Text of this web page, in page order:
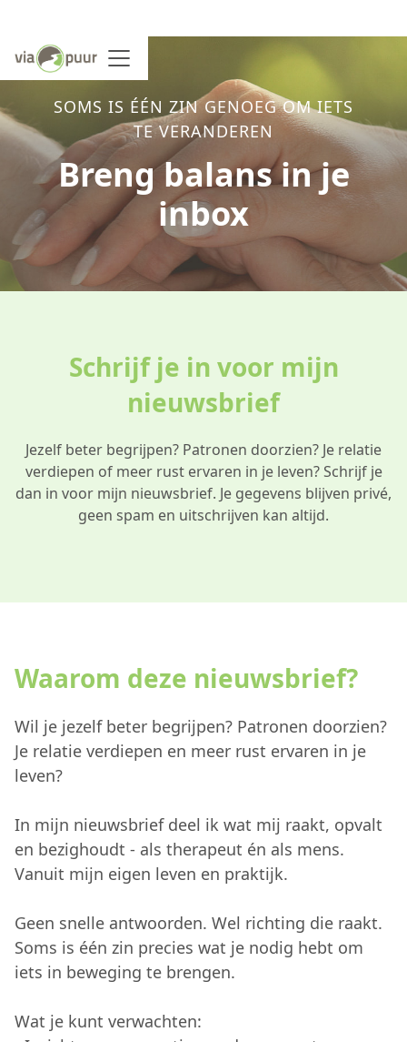
SOMS IS ÉÉN ZIN GENOEG OM IETS
TE VERANDEREN
Breng balans in je
inbox
Schrijf je in voor mijn
nieuwsbrief
Jezelf beter begrijpen? Patronen doorzien? Je relatie
verdiepen of meer rust ervaren in je leven? Schrijf je
dan in voor mijn nieuwsbrief. Je gegevens blijven privé,
geen spam en uitschrijven kan altijd.
Waarom deze nieuwsbrief?
Wil je jezelf beter begrijpen? Patronen doorzien?
Je relatie verdiepen en meer rust ervaren in je
leven?
In mijn nieuwsbrief deel ik wat mij raakt, opvalt
en bezighoudt - als therapeut én als mens.
Vanuit mijn eigen leven en praktijk.
Geen snelle antwoorden. Wel richting die raakt.
Soms is één zin precies wat je nodig hebt om
iets in beweging te brengen.
Wat je kunt verwachten: